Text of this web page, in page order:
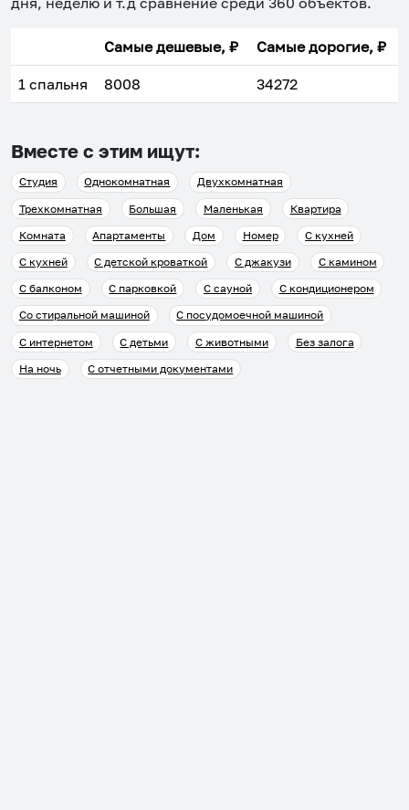
Самые дешевые, ₽ Самые дорогие, ₽
1 спальня 8008 34272
Вместе с этим ищут:
Студия Однокомнатная
Двухкомнатная
Трехкомнатная
Большая Маленькая
Квартира
Комната
Апартаменты Дом Номер
С кухней
С кухней
С детской кроваткой С джакузи
С камином
С балконом
С парковкой С сауной
С кондиционером
Со стиральной машиной
С посудомоечной машиной
С интернетом
С детьми С животными
Без залога
На ночь
С отчетными документами